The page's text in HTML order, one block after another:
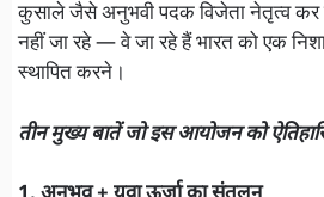
कुसाले जैसे अनुभवी पदक विजेता नेतृत्व
नहीं जा रहे — वे जा रहे हैं भारत को एक
स्थापित करने।
तीन मुख्य बातें जो इस आयोजन को